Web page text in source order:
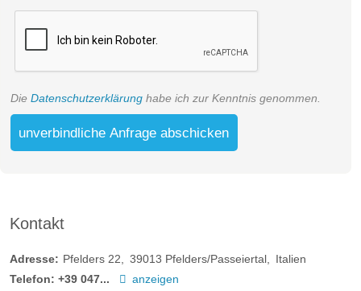
Die Datenschutzerklärung habe ich zur Kenntnis genommen.
unverbindliche Anfrage abschicken
Kontakt
Adresse: Pfelders 22 39013 Pfelders/Passeiertal
Italien
Telefon: +39 047...
anzeigen